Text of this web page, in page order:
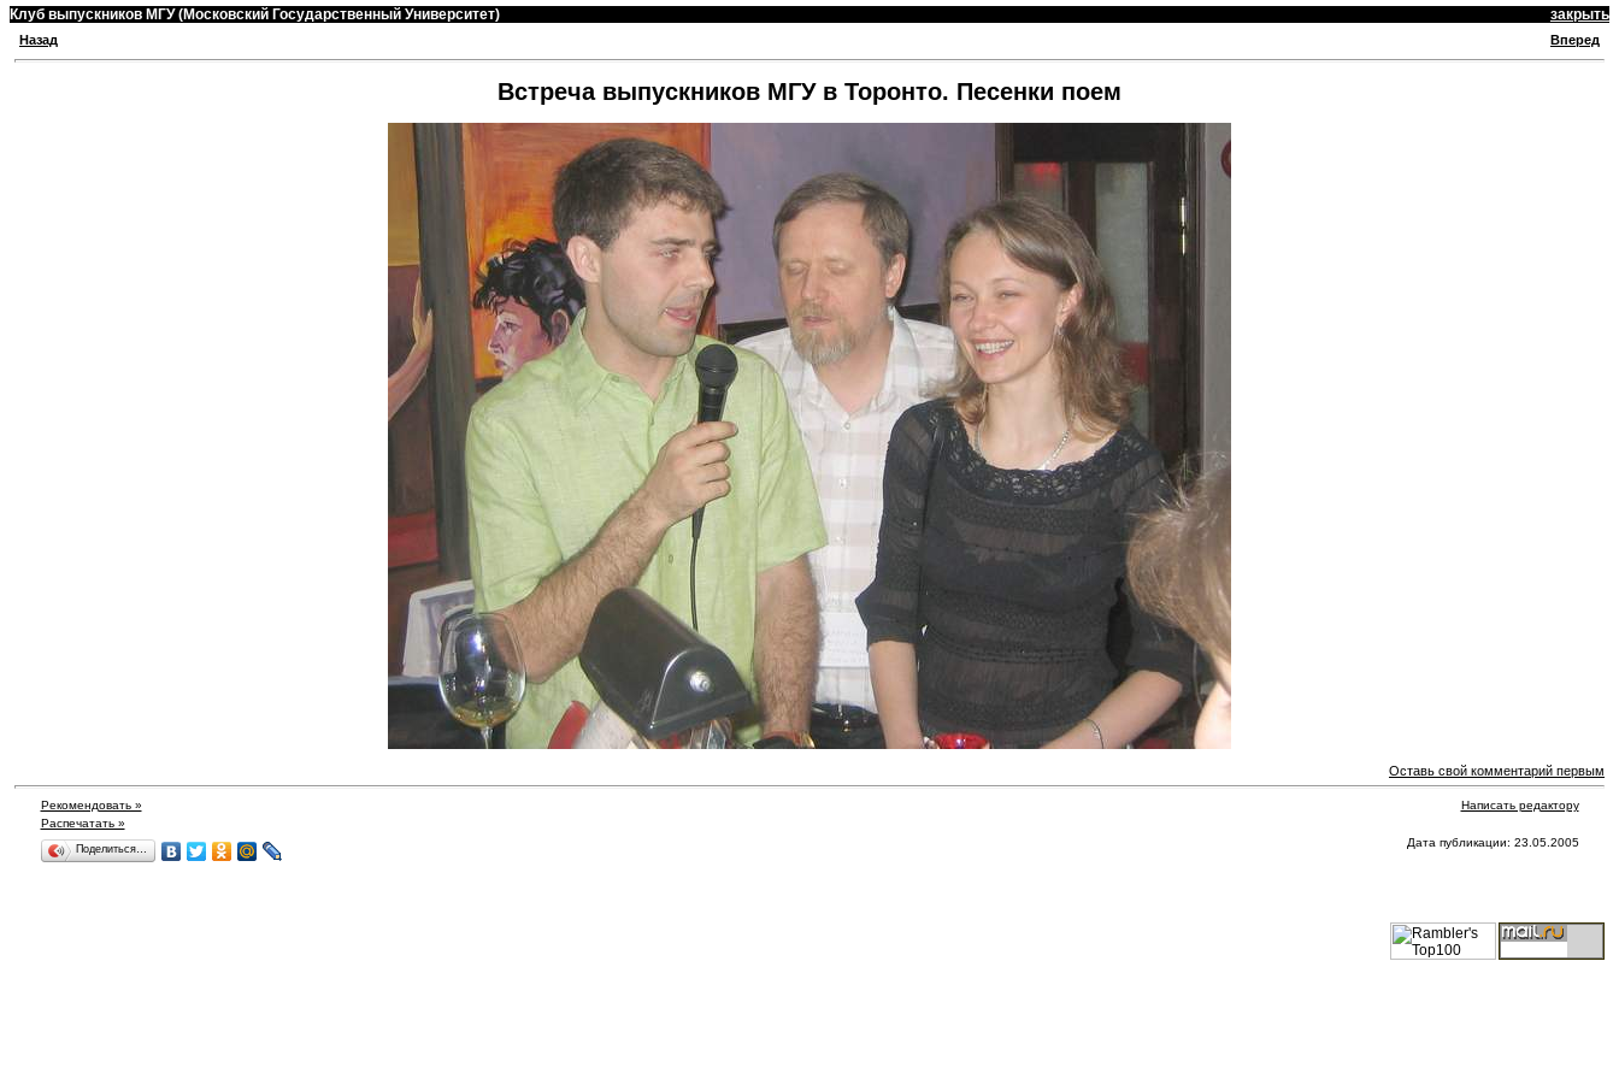
Клуб выпускников МГУ (Московский Государственный Университет) закрыть
Назад Вперед
Встреча выпускников МГУ в Торонто. Песенки поем
Оставь свой комментарий первым
Рекомендовать »
Написать редактору
Распечатать »
Поделиться… Дата публикации: 23.05.2005